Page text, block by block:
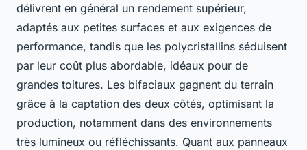
délivrent en général un rendement supérieur,
adaptés aux petites surfaces et aux exigences de
performance, tandis que les polycristallins séduisent
par leur coût plus abordable, idéaux pour de
grandes toitures. Les bifaciaux gagnent du terrain
grâce à la captation des deux côtés, optimisant la
production, notamment dans des environnements
très lumineux ou réfléchissants. Quant aux panneaux